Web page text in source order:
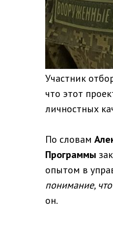
Участник
что этот
личностных
По словам
Программы
опытом в
понимание,
он.